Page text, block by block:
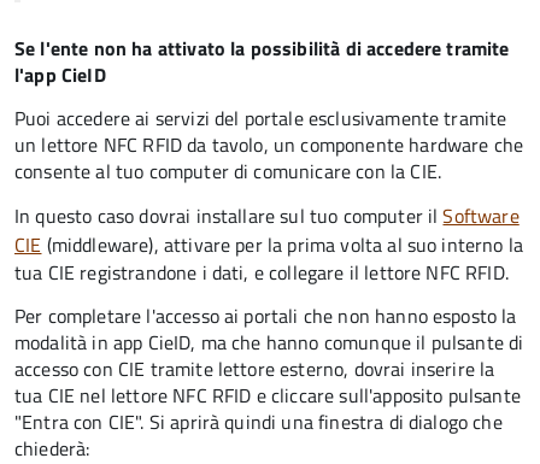
Se l'ente non ha attivato la possibilità di accedere tramite
l'app CieID
Puoi accedere ai servizi del portale esclusivamente tramite
un lettore NFC RFID da tavolo, un componente hardware che
consente al tuo computer di comunicare con la CIE.
In questo caso dovrai installare sul tuo computer ilSoftware
CIE (middleware), attivare per la prima volta al suo interno la
tua CIE registrandone i dati, e collegare il lettore NFC RFID.
Per completare l'accesso ai portali che non hanno esposto la
modalità in app CieID, ma che hanno comunque il pulsante di
accesso con CIE tramite lettore esterno, dovrai inserire la
tua CIE nel lettore NFC RFID e cliccare sull'apposito pulsante
"Entra con CIE". Si aprirà quindi una finestra di dialogo che
chiederà: